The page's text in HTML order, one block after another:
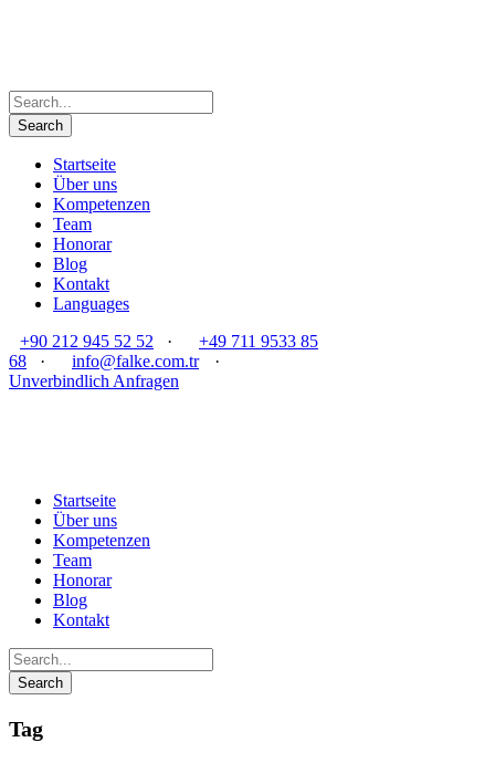
Startseite
Über uns
Kompetenzen
Team
Honorar
Blog
Kontakt
Languages
+90 212 945 52 52
·
+49 711 9533 85
68
· info@falke.com.tr
·
Unverbindlich Anfragen
Startseite
Über uns
Kompetenzen
Team
Honorar
Blog
Kontakt
Tag